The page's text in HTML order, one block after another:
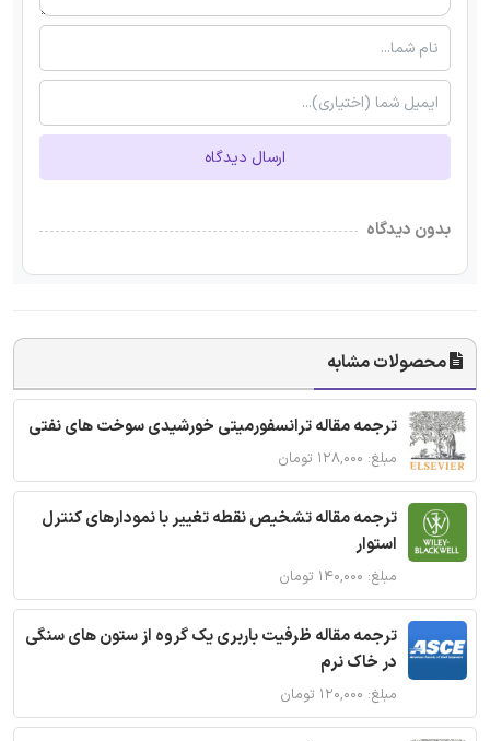
ارسال دیدگاه
بدون دیدگاه
محصولات مشابه
ترجمه مقاله ترانسفورمیتی خورشیدی سوخت های نفتی
مبلغ: ۱۲۸,۰۰۰ تومان
ترجمه مقاله تشخیص نقطه تغییر با نمودارهای کنترل
استوار
مبلغ: ۱۴۰,۰۰۰ تومان
ترجمه مقاله ظرفیت باربری یک گروه از ستون های سنگی
در خاک نرم
مبلغ: ۱۲۰,۰۰۰ تومان